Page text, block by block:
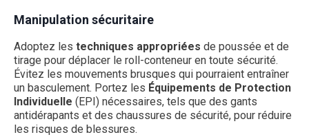
Manipulation sécuritaire
Adoptez les techniques appropriées de poussée et de
tirage pour déplacer le roll-conteneur en toute sécurité.
Évitez les mouvements brusques qui pourraient entraîner
un basculement. Portez les Équipements de Protection
Individuelle (EPI) nécessaires, tels que des gants
antidérapants et des chaussures de sécurité, pour réduire
les risques de blessures.